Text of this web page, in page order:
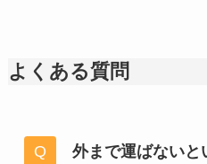
よくある質問
外まで運ばないと